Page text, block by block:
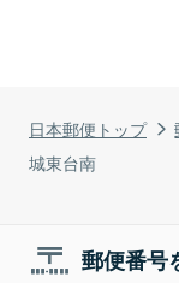
日本郵便トップ
城東台南
郵便番号